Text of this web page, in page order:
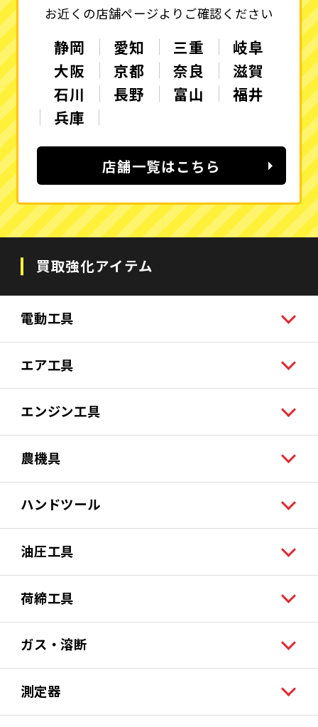
お近くの店舗ページよりご確認ください
静岡 愛知 三重
岐阜
大阪
京都 奈良
滋賀
石川
長野 富山
福井
兵庫
店舗一覧はこちら
買取強化アイテム
電動工具
エア工具
エンジン工具
農機具
ハンドツール
油圧工具
荷締工具
ガス・溶断
測定器